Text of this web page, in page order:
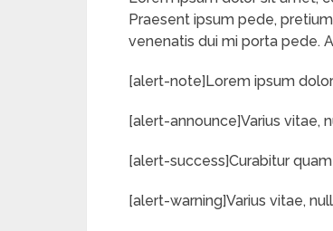
Praesent ipsum pede,
venenatis dui mi porta pede.
[alert-note]Lorem ipsum
[alert-announce]Varius vitae,
[alert-success]Curabitur
[alert-warning]Varius vitae,